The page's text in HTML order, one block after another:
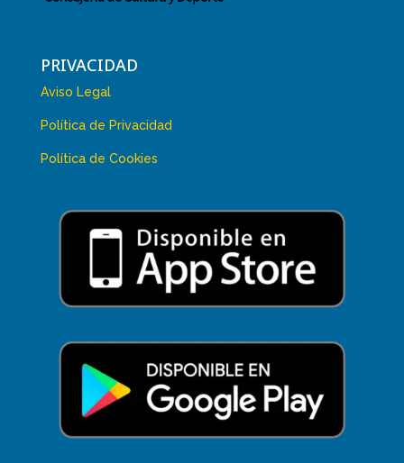
PRIVACIDAD
Aviso Legal
Política de Privacidad
Política de Cookies